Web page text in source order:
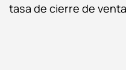
tasa de cierre de